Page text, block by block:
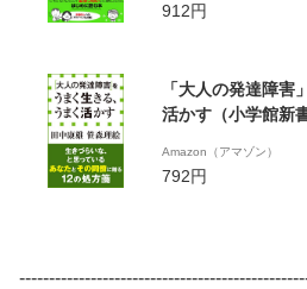
912円
「大人の発達障害
活かす（小学館新書
Amazon（アマゾン）
792円